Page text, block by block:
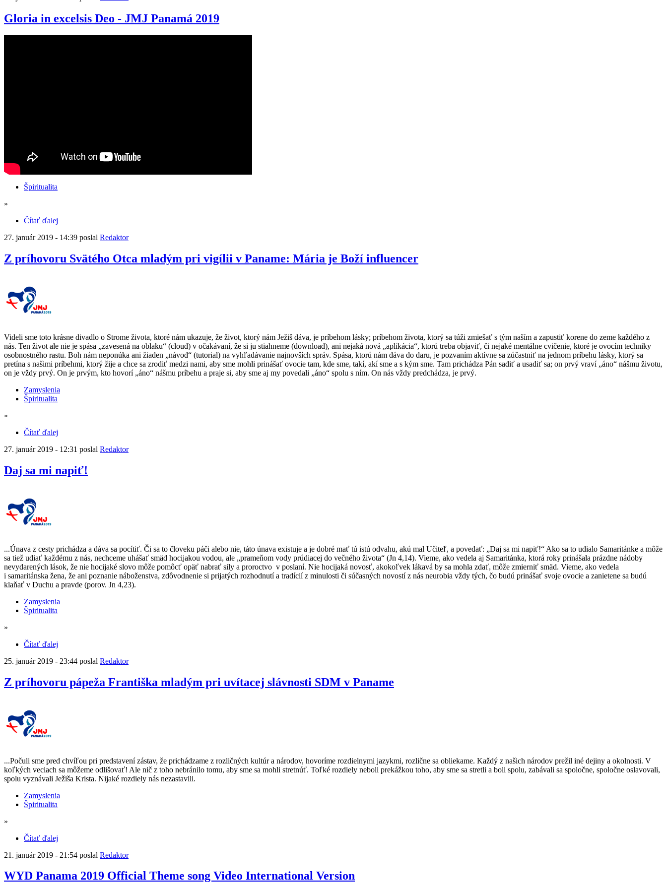
Gloria in excelsis Deo - JMJ Panamá 2019
Špiritualita
»
Čítať ďalej
27. január 2019 - 14:39 poslal Redaktor
Z príhovoru Svätého Otca mladým pri vigílii v Paname: Mária je Boží influencer
Videli sme toto krásne divadlo o Strome života, ktoré nám ukazuje, že život, ktorý nám Ježiš dáva, je príbehom lásky; príbehom života, ktorý sa túži zmiešať s tým naším a zapustiť korene do zeme každého z
nás. Ten život ale nie je spása „zavesená na oblaku“ (cloud) v očakávaní, že si ju stiahneme (download), ani nejaká nová „aplikácia“, ktorú treba objaviť, či nejaké mentálne cvičenie, ktoré je ovocím techniky
osobnostného rastu. Boh nám neponúka ani žiaden „návod“ (tutorial) na vyhľadávanie najnovších správ. Spása, ktorú nám dáva do daru, je pozvaním aktívne sa zúčastniť na jednom príbehu lásky, ktorý sa
pretína s našimi príbehmi, ktorý žije a chce sa zrodiť medzi nami, aby sme mohli prinášať ovocie tam, kde sme, takí, akí sme a s kým sme. Tam prichádza Pán sadiť a usadiť sa; on prvý vraví „áno“ nášmu životu,
on je vždy prvý. On je prvým, kto hovorí „áno“ nášmu príbehu a praje si, aby sme aj my povedali „áno“ spolu s ním. On nás vždy predchádza, je prvý.
Zamyslenia
Špiritualita
»
Čítať ďalej
27. január 2019 - 12:31 poslal Redaktor
Daj sa mi napiť!
...Únava z cesty prichádza a dáva sa pocítiť. Či sa to človeku páči alebo nie, táto únava existuje a je dobré mať tú istú odvahu, akú mal Učiteľ, a povedať: „Daj sa mi napiť!“ Ako sa to udialo Samaritánke a môže
sa tiež udiať každému z nás, nechceme uhášať smäd hocijakou vodou, ale „prameňom vody prúdiacej do večného života“ (Jn 4,14). Vieme, ako vedela aj Samaritánka, ktorá roky prinášala prázdne nádoby
nevydarených lások, že nie hocijaké slovo môže pomôcť opäť nabrať sily a proroctvo v poslaní. Nie hocijaká novosť, akokoľvek lákavá by sa mohla zdať, môže zmierniť smäd. Vieme, ako vedela
i samaritánska žena, že ani poznanie náboženstva, zdôvodnenie si prijatých rozhodnutí a tradícií z minulosti či súčasných novostí z nás neurobia vždy tých, čo budú prinášať svoje ovocie a zanietene sa budú
klaňať v Duchu a pravde (porov. Jn 4,23).
Zamyslenia
Špiritualita
»
Čítať ďalej
25. január 2019 - 23:44 poslal Redaktor
Z príhovoru pápeža Františka mladým pri uvítacej slávnosti SDM v Paname
...Počuli sme pred chvíľou pri predstavení zástav, že prichádzame z rozličných kultúr a národov, hovoríme rozdielnymi jazykmi, rozlične sa obliekame. Každý z našich národov prežil iné dejiny a okolnosti. V
koľkých veciach sa môžeme odlišovať! Ale nič z toho nebránilo tomu, aby sme sa mohli stretnúť. Toľké rozdiely neboli prekážkou toho, aby sme sa stretli a boli spolu, zabávali sa spoločne, spoločne oslavovali,
spolu vyznávali Ježiša Krista. Nijaké rozdiely nás nezastavili.
Zamyslenia
Špiritualita
»
Čítať ďalej
21. január 2019 - 21:54 poslal Redaktor
WYD Panama 2019 Official Theme song Video International Version